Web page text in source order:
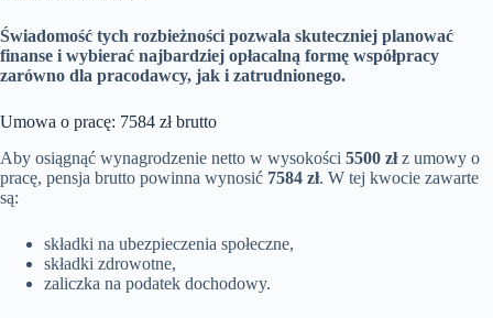
Świadomość tych rozbieżności pozwala skuteczniej planować
finanse i wybierać najbardziej opłacalną formę współpracy
zarówno dla pracodawcy, jak i zatrudnionego.
Umowa o pracę: 7584 zł brutto
Aby osiągnąć wynagrodzenie netto w wysokości 5500 złz umowy o
pracę, pensja brutto powinna wynosić 7584 zł. W tej kwocie zawarte
są:
składki na ubezpieczenia społeczne,
składki zdrowotne,
zaliczka na podatek dochodowy.